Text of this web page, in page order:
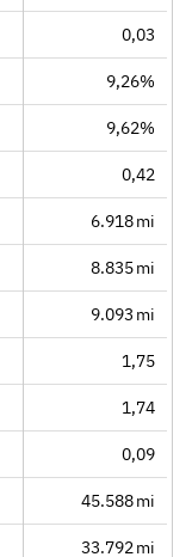
0,03
9,26%
9,62%
0,42
6.918 mi
8.835 mi
9.093 mi
1,75
1,74
0,09
45.588 mi
33.792 mi